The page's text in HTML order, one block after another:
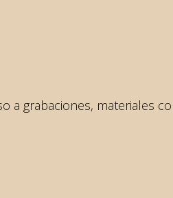
a grabaciones, materiales